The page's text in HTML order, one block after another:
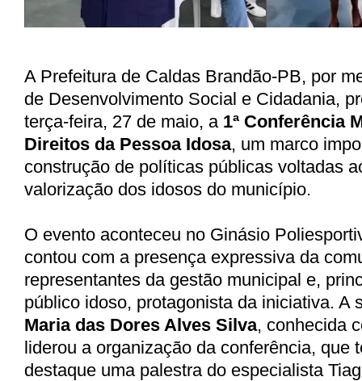
A Prefeitura de Caldas Brandão-PB, por
de Desenvolvimento Social e Cidadania,
terça-feira, 27 de maio, a 1ª Conferência
Direitos da Pessoa Idosa, um marco
construção de políticas públicas voltadas
valorização dos idosos do município.
O evento aconteceu no Ginásio
contou com a presença expressiva da
representantes da gestão municipal e,
público idoso, protagonista da iniciativa. A
Maria das Dores Alves Silva, conhecida
liderou a organização da conferência, que
destaque uma palestra do especialista